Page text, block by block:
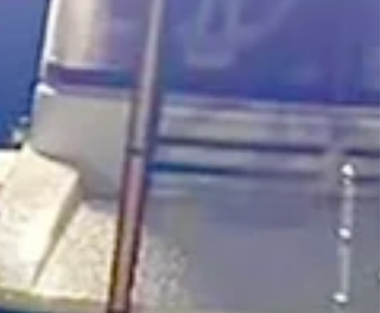
壊や 人間の営みへの警告を。たんなる旅の
ルポルタージュにとどまらない作者の思想
学に惹かれた。多くの若者がルアー釣りの
みにハマった。そして、一本の杭になった
そんな「開高健の〝旅〟ー酒、食、釣りー
を開高健関西悠々会が企画。会場は大阪府
中央図書館。そのモダンな建物に驚いた。
そんな図書館1階のC展示スペースへ。 関
開高健悠々会役員（左から寺内浩司理事、
佐々木、北浦章副会長、上村